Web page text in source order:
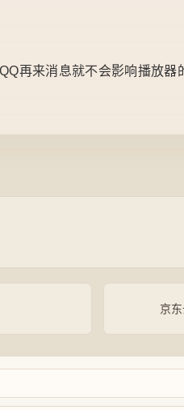
再来消息就不会影响播放器
京